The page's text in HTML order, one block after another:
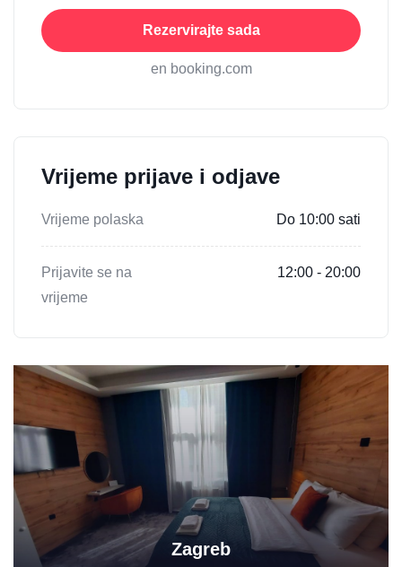
Rezervirajte sada
en booking.com
Vrijeme prijave i odjave
Vrijeme polaska Do 10:00 sati
Prijavite se na
vrijeme
12:00 - 20:00
Zagreb